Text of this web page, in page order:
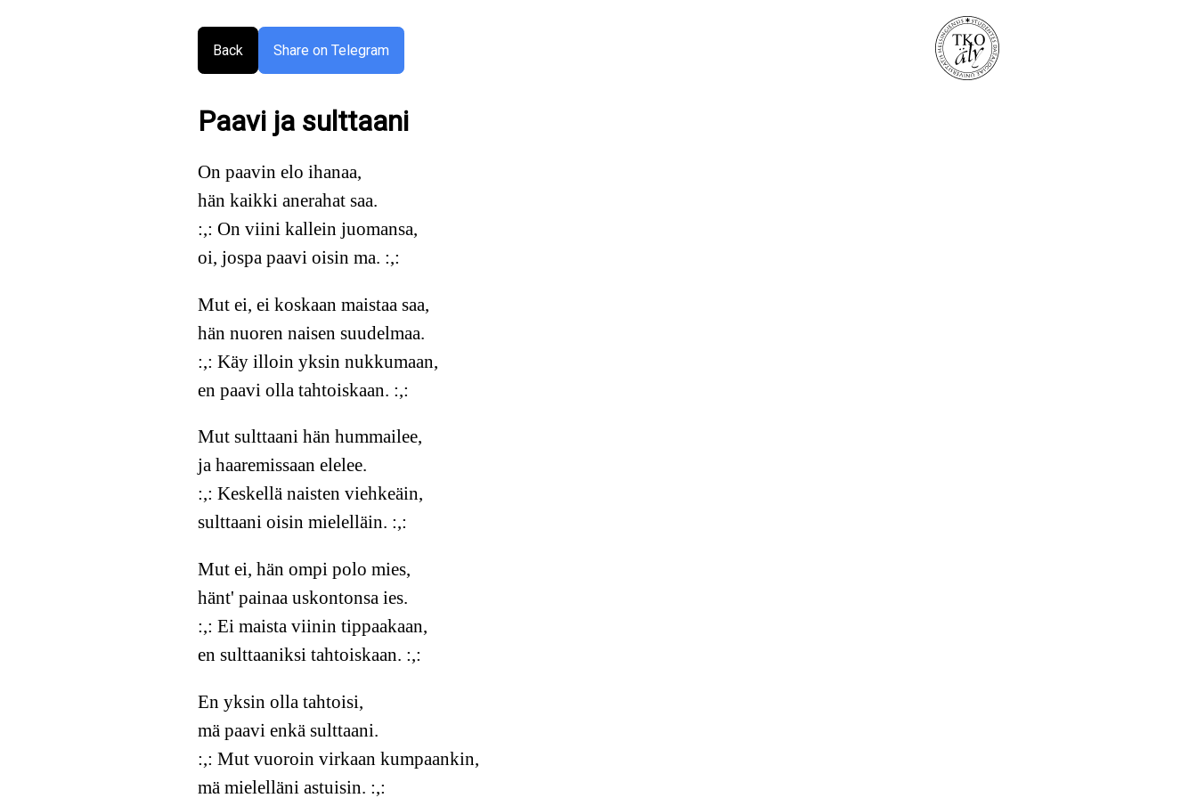
Back Share on Telegram
Paavi ja sulttaani
On paavin elo ihanaa,
hän kaikki anerahat saa.
:,: On viini kallein juomansa,
oi, jospa paavi oisin ma. :,:
Mut ei, ei koskaan maistaa saa,
hän nuoren naisen suudelmaa.
:,: Käy illoin yksin nukkumaan,
en paavi olla tahtoiskaan. :,:
Mut sulttaani hän hummailee,
ja haaremissaan elelee.
:,: Keskellä naisten viehkeäin,
sulttaani oisin mielelläin. :,:
Mut ei, hän ompi polo mies,
hänt' painaa uskontonsa ies.
:,: Ei maista viinin tippaakaan,
en sulttaaniksi tahtoiskaan. :,:
En yksin olla tahtoisi,
mä paavi enkä sulttaani.
:,: Mut vuoroin virkaan kumpaankin,
mä mielelläni astuisin. :,: